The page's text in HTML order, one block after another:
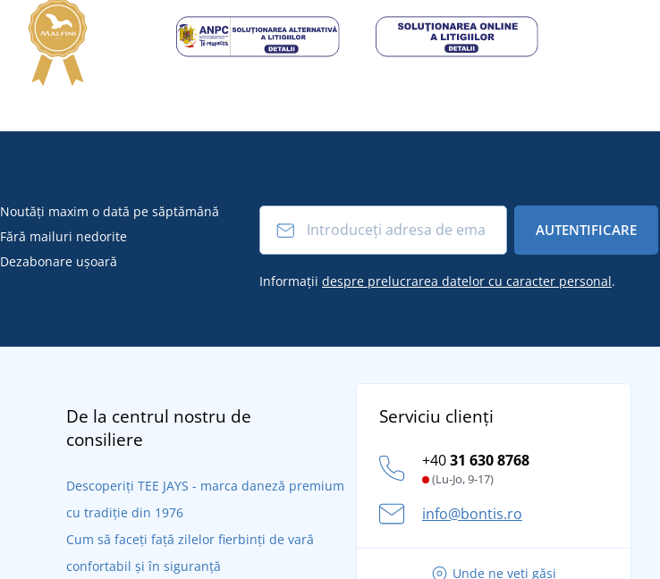
Noutăți maxim o dată pe săptămână
Fără mailuri nedorite
Dezabonare ușoară
AUTENTIFICARE
Informații despre prelucrarea datelor cu caracter personal.
De la centrul nostru de
consiliere
Descoperiți TEE JAYS - marca daneză premium
cu tradiție din 1976
Cum să faceți față zilelor fierbinți de vară
confortabil și în siguranță
Serviciu clienți
+4031 630 8768
(Lu-Jo, 9-17)
info@bontis.ro
Unde ne veți găsi